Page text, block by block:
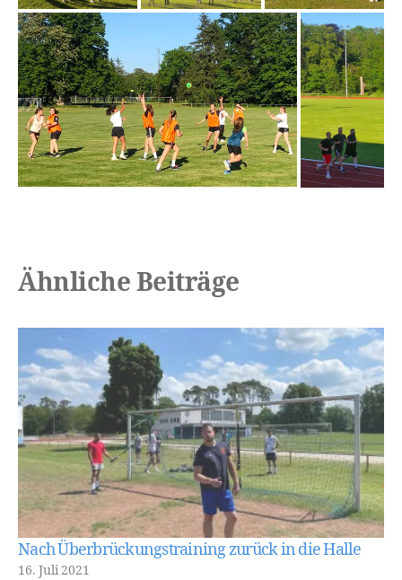
Ähnliche Beiträge
Nach Überbrückungstraining zurück in die Halle
16. Juli 2021